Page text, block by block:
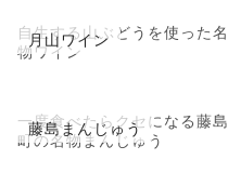
月山ワイン
自生する山ぶどうを使った名
物ワイン
藤島まんじゅう
一度食べたらクセになる藤島
町の名物まんじゅう